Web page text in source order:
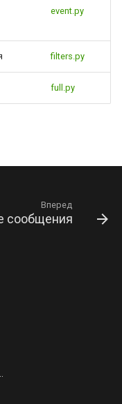
event.py
filters.py
full.py
Вперед
чат-